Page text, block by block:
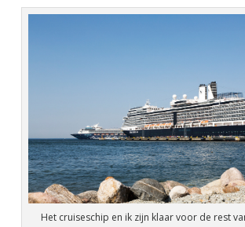
Het cruiseschip en ik zijn klaar voor de rest